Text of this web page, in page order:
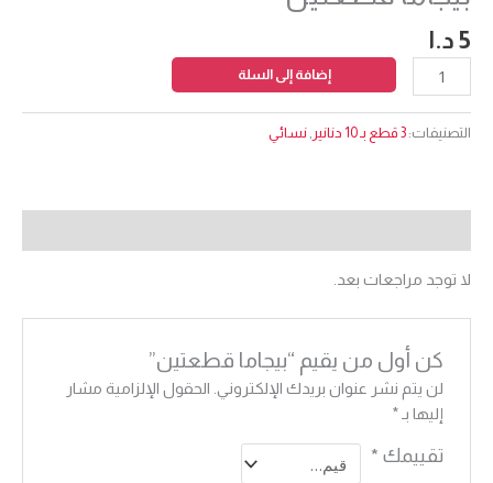
5 د.ا
إضافة إلى السلة
التصنيفات: 3 قطع بـ 10 دنانير ,نسائي
لا توجد مراجعات بعد.
كن أول من يقيم “بيجاما قطعتين”
لن يتم نشر عنوان بريدك الإلكتروني. الحقول الإلزامية مشار
إليها بـ*
تقييمك *